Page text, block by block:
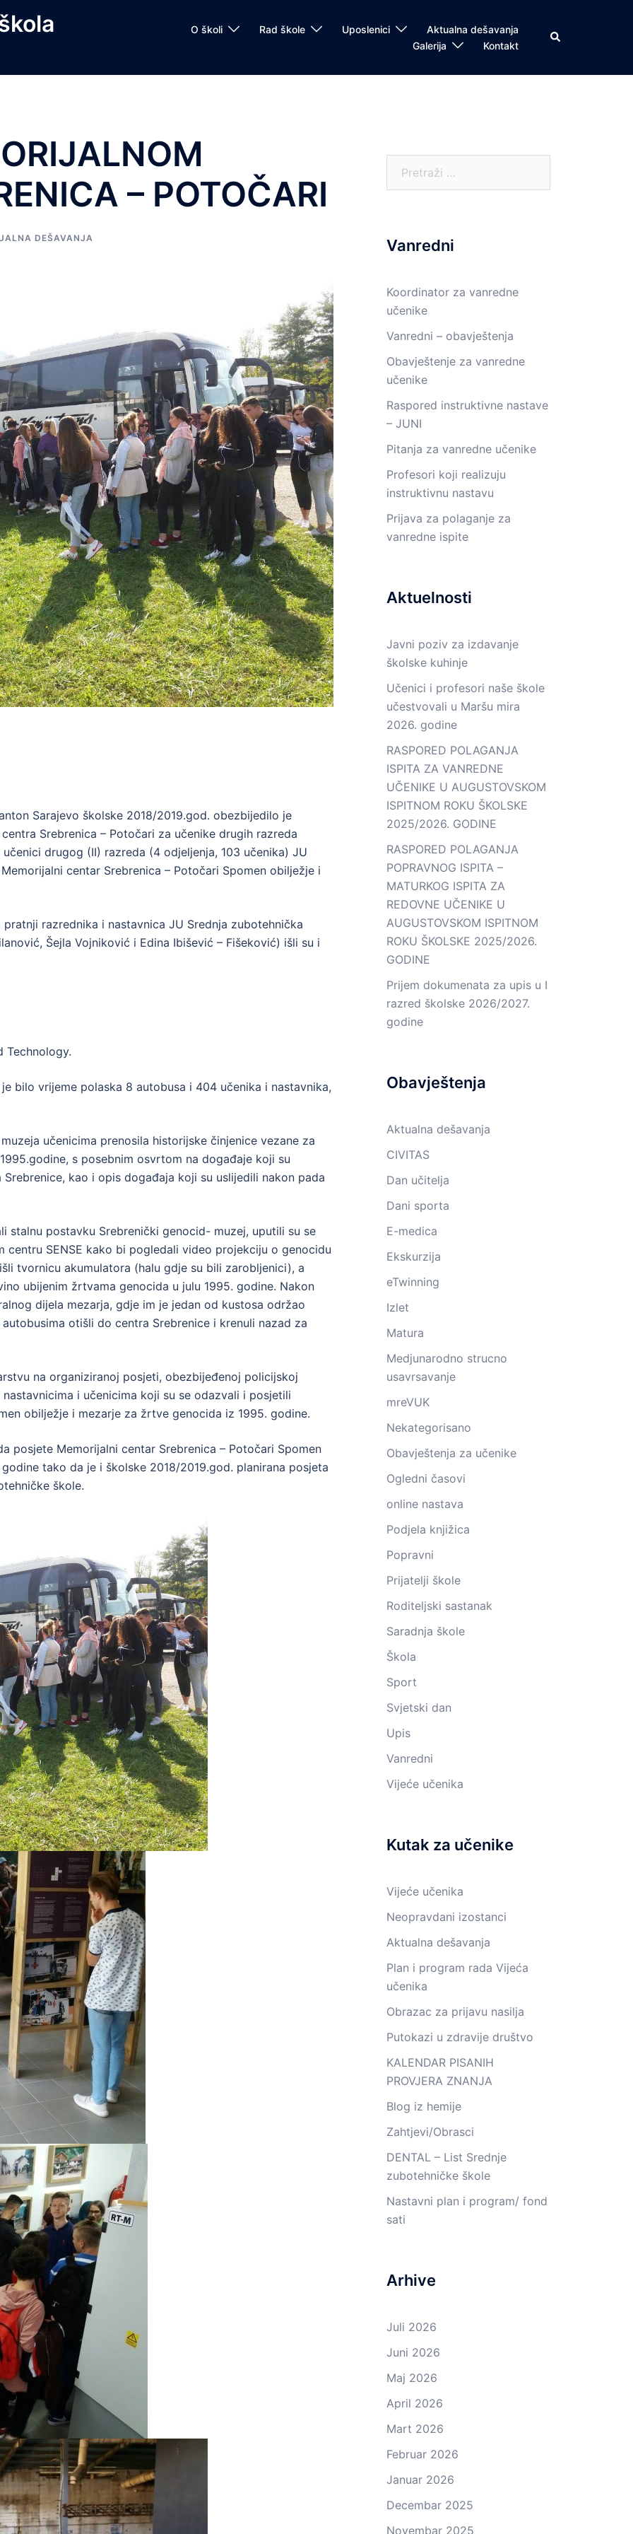
O školi Rad škole Uposlenici
Aktualna dešavanja
Galerija
Kontakt
Search
– POTOČARI
DEŠAVANJA
Sarajevo školske 2018/2019.god. obezbijedilo je
Srebrenica – Potočari za učenike drugih razreda
drugog (II) razreda (4 odjeljenja, 103 učenika) JU
Memorijalni centar Srebrenica – Potočari Spomen obilježje i
razrednika i nastavnica JU Srednja zubotehnička
Šejla Vojniković i Edina Ibišević – Fišeković) išli su i
Technology.
bilo vrijeme polaska 8 autobusa i 404 učenika i nastavnika,
učenicima prenosila historijske činjenice vezane za
s posebnim osvrtom na događaje koji su
kao i opis događaja koji su uslijedili nakon pada
stalnu postavku Srebrenički genocid- muzej, uputili su se
SENSE kako bi pogledali video projekciju o genocidu
tvornicu akumulatora (halu gdje su bili zarobljenici), a
ubijenim žrtvama genocida u julu 1995. godine. Nakon
dijela mezarja, gdje im je jedan od kustosa održao
otišli do centra Srebrenice i krenuli nazad za
na organiziranoj posjeti, obezbijeđenoj policijskoj
i učenicima koji su se odazvali i posjetili
obilježje i mezarje za žrtve genocida iz 1995. godine.
posjete Memorijalni centar Srebrenica – Potočari Spomen
tako da je i školske 2018/2019.god. planirana posjeta
škole.
Vanredni
Koordinator za vanredne
učenike
Vanredni – obavještenja
Obavještenje za vanredne
učenike
Raspored instruktivne nastave
– JUNI
Pitanja za vanredne učenike
Profesori koji realizuju
instruktivnu nastavu
Prijava za polaganje za
vanredne ispite
Aktuelnosti
Javni poziv za izdavanje
školske kuhinje
Učenici i profesori naše škole
učestvovali u Maršu mira
2026. godine
RASPORED POLAGANJA
ISPITA ZA VANREDNE
UČENIKE U AUGUSTOVSKOM
ISPITNOM ROKU ŠKOLSKE
2025/2026. GODINE
RASPORED POLAGANJA
POPRAVNOG ISPITA –
MATURKOG ISPITA ZA
REDOVNE UČENIKE U
AUGUSTOVSKOM ISPITNOM
ROKU ŠKOLSKE 2025/2026.
GODINE
Prijem dokumenata za upis u I
razred školske 2026/2027.
godine
Obavještenja
Aktualna dešavanja
CIVITAS
Dan učitelja
Dani sporta
E-medica
Ekskurzija
eTwinning
Izlet
Matura
Medjunarodno strucno
usavrsavanje
mreVUK
Nekategorisano
Obavještenja za učenike
Ogledni časovi
online nastava
Podjela knjižica
Popravni
Prijatelji škole
Roditeljski sastanak
Saradnja škole
Škola
Sport
Svjetski dan
Upis
Vanredni
Vijeće učenika
Kutak za učenike
Vijeće učenika
Neopravdani izostanci
Aktualna dešavanja
Plan i program rada Vijeća
učenika
Obrazac za prijavu nasilja
Putokazi u zdravije društvo
KALENDAR PISANIH
PROVJERA ZNANJA
Blog iz hemije
Zahtjevi/Obrasci
DENTAL – List Srednje
zubotehničke škole
Nastavni plan i program/ fond
sati
Arhive
Juli 2026
Juni 2026
Maj 2026
April 2026
Mart 2026
Februar 2026
Januar 2026
Decembar 2025
Novembar 2025